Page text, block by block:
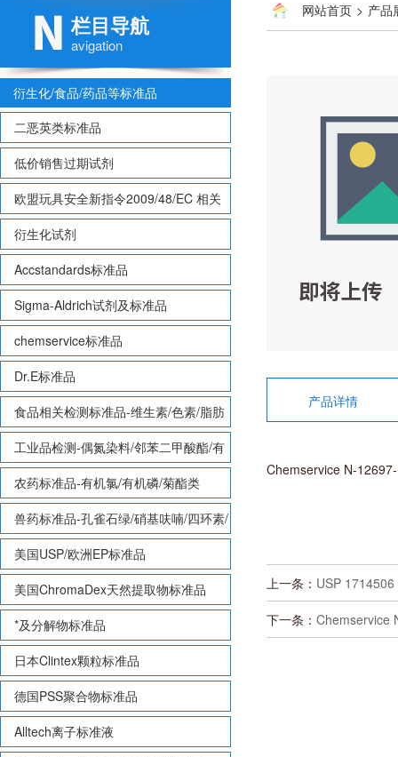
栏目导航
avigation
衍生化/食品/药品等标准品
二恶英类标准品
低价销售过期试剂
欧盟玩具安全新指令2009/48/EC 相关
致敏性香味剂标准品
衍生化试剂
Accstandards标准品
Sigma-Aldrich试剂及标准品
chemservice标准品
Dr.E标准品
食品相关检测标准品-维生素/色素/脂肪
酸甲酯等
工业品检测-偶氮染料/邻苯二甲酸酯/有
机锡/多溴联苯/多溴联苯醚/多氯联苯
农药标准品-有机氯/有机磷/菊酯类
兽药标准品-孔雀石绿/硝基呋喃/四环素/
磺胺等
美国USP/欧洲EP标准品
美国ChromaDex天然提取物标准品
*及分解物标准品
日本Clintex颗粒标准品
德国PSS聚合物标准品
Alltech离子标准液
网站首页 > 产品
产品详情
Chemservice N-
上一条： USP
下一条： Chemservice